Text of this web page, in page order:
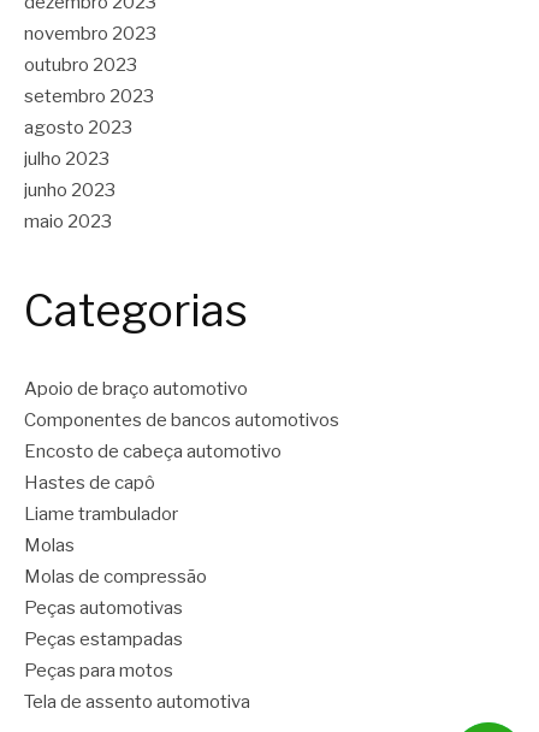
novembro 2023
outubro 2023
setembro 2023
agosto 2023
julho 2023
junho 2023
maio 2023
Categorias
Apoio de braço automotivo
Componentes de bancos automotivos
Encosto de cabeça automotivo
Hastes de capô
Liame trambulador
Molas
Molas de compressão
Peças automotivas
Peças estampadas
Peças para motos
Tela de assento automotiva